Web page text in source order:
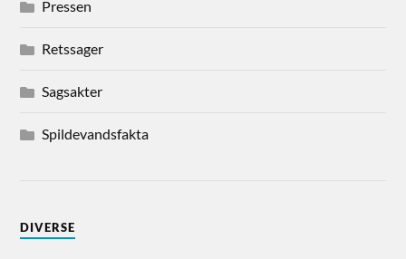
Pressen
Retssager
Sagsakter
Spildevandsfakta
DIVERSE